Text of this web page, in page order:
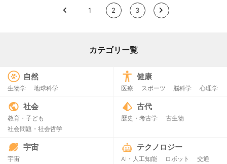
< 1 2 3 >
カテゴリー覧
自然
生物学 地球科学
健康
医療 スポーツ 脳科学 心理学
社会
教育・子ども
社会問題・社会哲学
古代
歴史・考古学 古生物
宇宙
宇宙
テクノロジー
AI・人工知能 ロボット
交通